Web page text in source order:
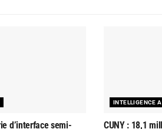
d’interface semi-
INTELLIGENCE
CUNY : 18,1